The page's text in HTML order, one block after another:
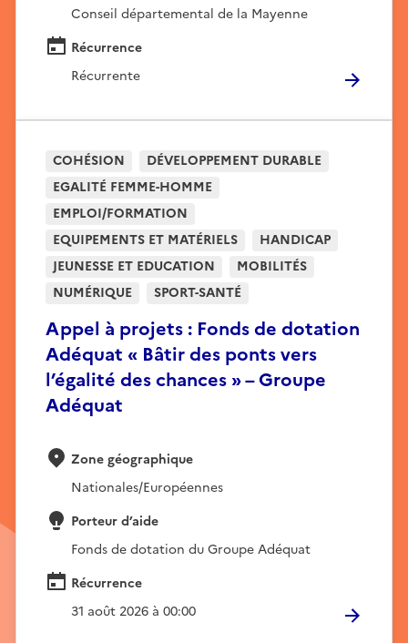
Conseil départemental de la Mayenne
Récurrence
Récurrente
Appel à projets : Fonds de dotation
Adéquat « Bâtir des ponts vers
l’égalité des chances » – Groupe
Adéquat
COHÉSION
DÉVELOPPEMENT DURABLE
EGALITÉ FEMME-HOMME
EMPLOI/FORMATION
EQUIPEMENTS ET MATÉRIELS
HANDICAP
JEUNESSE ET EDUCATION
MOBILITÉS
NUMÉRIQUE
SPORT-SANTÉ
Zone géographique
Nationales/Européennes
Porteur d’aide
Fonds de dotation du Groupe Adéquat
Récurrence
31 août 2026 à 00:00